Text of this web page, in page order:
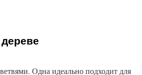
Одна идеально подходит для